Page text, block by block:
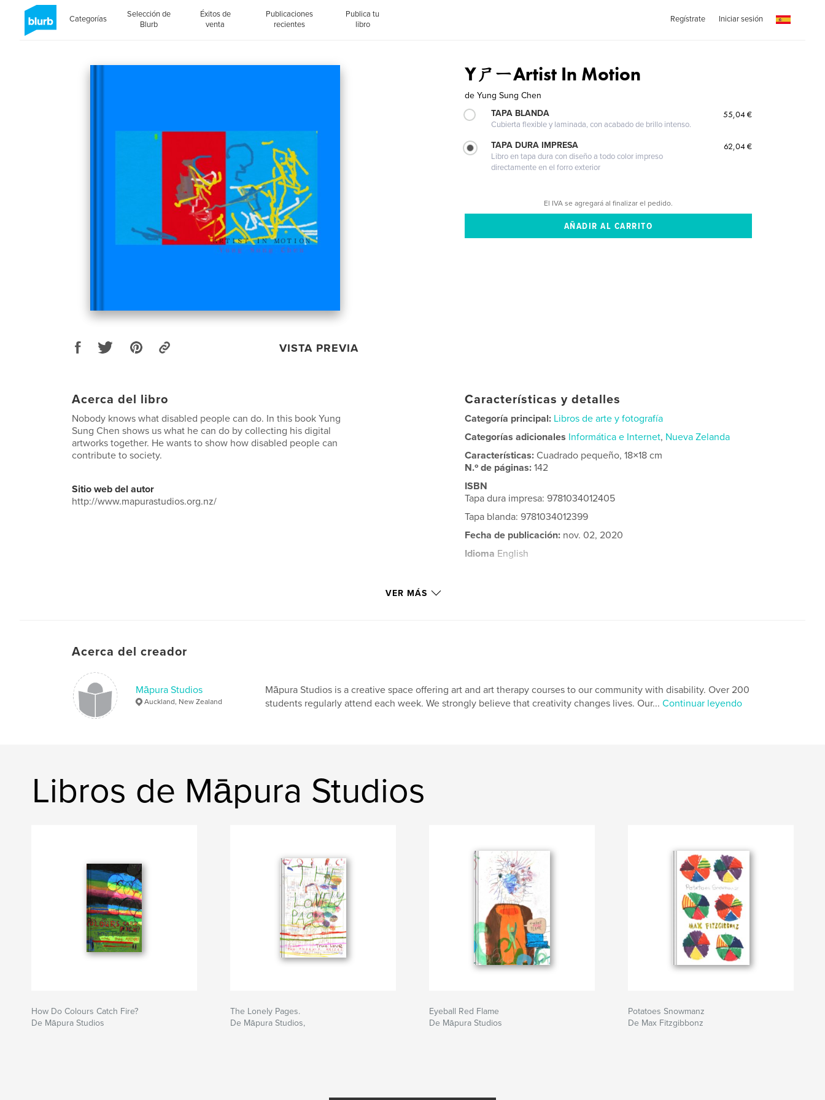
Categorías
Selección de
Blurb
Éxitos de
venta
Publicaciones
recientes
Publica tu
libro
Regístrate Iniciar sesión
VISTA PREVIA
YㄕㄧArtist In Motion
de Yung Sung Chen
TAPA BLANDA
Cubierta flexible y laminada, con acabado de brillo intenso.
55,04 €
TAPA DURA IMPRESA
Libro en tapa dura con diseño a todo color impreso
directamente en el forro exterior
62,04 €
El IVA se agregará al finalizar el pedido.
Acerca del libro
Nobody knows what disabled people can do. In this book Yung
Sung Chen shows us what he can do by collecting his digital
artworks together. He wants to show how disabled people can
contribute to society.
Sitio web del autor
http://www.mapurastudios.org.nz/
Características y detalles
Categoría principal: Libros de arte y fotografía
Categorías adicionales Informática e Internet, Nueva Zelanda
Características:Cuadrado pequeño, 18×18 cm
N.º de páginas:142
ISBN
Tapa dura impresa: 9781034012405
Tapa blanda: 9781034012399
Fecha de publicación: nov. 02, 2020
Idioma English
VER MÁS
Acerca del creador
Māpura Studios
Auckland, New Zealand
Māpura Studios is a creative space offering art and art therapy courses to our community with disability. Over 200
students regularly attend each week. We strongly believe that creativity changes lives. Our... Continuar leyendo
Libros de Māpura Studios
How Do Colours Catch Fire?
De Māpura Studios
The Lonely Pages.
De Māpura Studios,
Eyeball Red Flame
De Māpura Studios
Potatoes Snowmanz
De Max Fitzgibbonz